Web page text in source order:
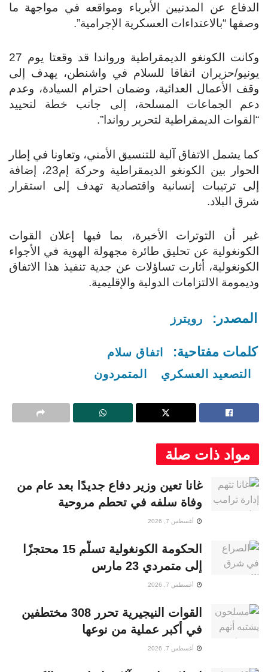
الدفاع عن المدنيين الأبرياء ومواقعه في مواجهة ما
وصفها “بالاعتداءات العسكرية الإجرامية”.
وكانت الكونغو الديمقراطية ورواندا قد وقعتا يوم 27
يونيو/حزيران اتفاقا للسلام في واشنطن، يهدف إلى
وقف الأعمال العدائية، وضمان احترام السيادة، وعدم
دعم الجماعات المسلحة، إلى جانب خطة لتحييد
“القوات الديمقراطية لتحرير رواندا”.
كما يشمل الاتفاق آلية للتنسيق الأمني، وتعاونا في إطار
الحوار بين الكونغو الديمقراطية وحركة إم23، إضافة
إلى ترتيبات إنسانية واقتصادية تهدف إلى استقرار
شرق البلاد.
غير أن التوترات الأخيرة، بما فيها إعلان القوات
الكونغولية عن تحليق طائرة مجهولة الهوية في الأجواء
الكونغولية، أثارت تساؤلات عن جدية تنفيذ هذا الاتفاق
وديمومة الالتزامات الدولية والإقليمية.
المصدر: رويترز
كلمات مفتاحية:
اتفاق سلام
التصعيد العسكري
المتمردون
مواد ذات صلة
غانا تعين وزير دفاع جديدًا بعد عام من
وفاة سلفه في تحطم مروحية
أغسطس 7, 2026
الحكومة الكونغولية تسلّم 15 محتجزًا
إلى متمردي 23 مارس
أغسطس 7, 2026
القوات النيجيرية تحرر 308 مختطفين
في أكبر عملية من نوعها
أغسطس 7, 2026